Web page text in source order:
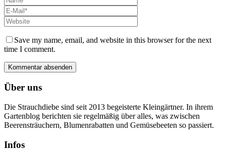
Save my name, email, and website in this browser for the next
time I comment.
Über uns
Die Strauchdiebe sind seit 2013 begeisterte Kleingärtner. In ihrem
Gartenblog berichten sie regelmäßig über alles, was zwischen
Beerensträuchern, Blumenrabatten und Gemüsebeeten so passiert.
Infos